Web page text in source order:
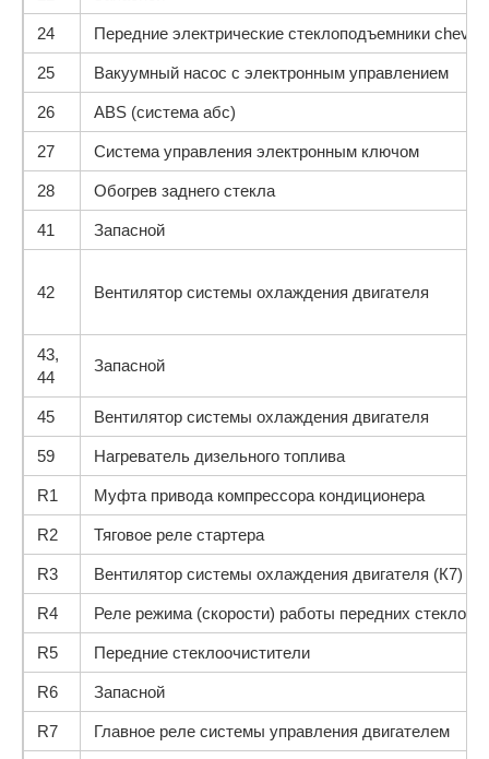
24 Передние электрические стеклоподъемники
25 Вакуумный насос с электронным управлением
26 ABS (система абс)
27 Система управления электронным ключом
28 Обогрев заднего стекла
41 Запасной
42 Вентилятор системы охлаждения двигателя
43,
44
Запасной
45 Вентилятор системы охлаждения двигателя
59 Нагреватель дизельного топлива
R1 Муфта привода компрессора кондиционера
R2 Тяговое реле стартера
R3 Вентилятор системы охлаждения двигателя (К7)
R4 Реле режима (скорости) работы передних
R5 Передние стеклоочистители
R6 Запасной
R7 Главное реле системы управления двигателем